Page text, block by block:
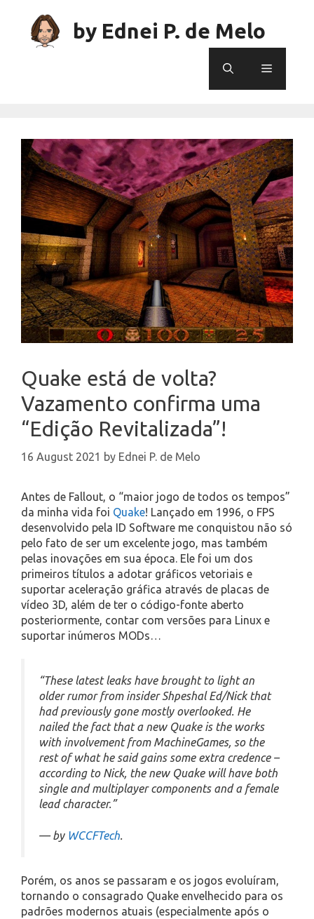
content
by Ednei P. de Melo
Menu
Quake está de volta?
Vazamento confirma uma
“Edição Revitalizada”!
16 August 2021 by Ednei P. de Melo
Antes de Fallout, o “maior jogo de todos os tempos”
da minha vida foi Quake! Lançado em 1996, o FPS
desenvolvido pela ID Software me conquistou não só
pelo fato de ser um excelente jogo, mas também
pelas inovações em sua época. Ele foi um dos
primeiros títulos a adotar gráficos vetoriais e
suportar aceleração gráfica através de placas de
vídeo 3D, além de ter o código-fonte aberto
posteriormente, contar com versões para Linux e
suportar inúmeros MODs…
“These latest leaks have brought to light an
older rumor from insider Shpeshal Ed/Nick that
had previously gone mostly overlooked. He
nailed the fact that a new Quake is the works
with involvement from MachineGames, so the
rest of what he said gains some extra credence –
according to Nick, the new Quake will have both
single and multiplayer components and a female
lead character.”
— by WCCFTech.
Porém, os anos se passaram e os jogos evoluíram,
tornando o consagrado Quake envelhecido para os
padrões modernos atuais (especialmente após o